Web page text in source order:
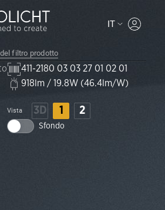
IT
filtro prodotto
411-2180 03 03 27 01 02 01
918lm / 19.8W (46.4lm/W)
Vista 3D 1 2
Sfondo